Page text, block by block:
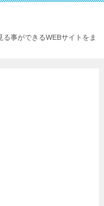
事ができるWEBサイトをま